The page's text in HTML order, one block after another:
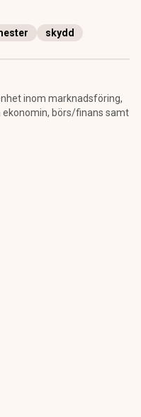
skydd
inom marknadsföring,
ekonomin, börs/finans samt